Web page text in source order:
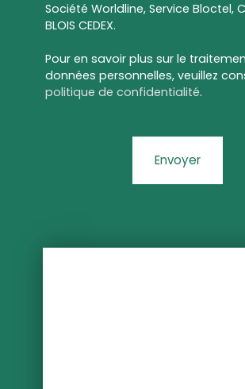
Société Worldline, Service Bloctel, CS
BLOIS CEDEX.
Pour en savoir plus sur le
données personnelles, veuillez
politique de confidentialité.
Envoyer